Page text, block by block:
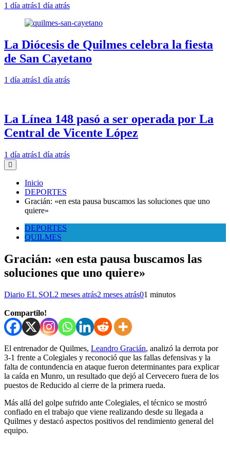
1 día atrás1 día atrás
La Diócesis de Quilmes celebra la fiesta
de San Cayetano
1 día atrás1 día atrás
La Línea 148 pasó a ser operada por La
Central de Vicente López
1 día atrás1 día atrás
Inicio
DEPORTES
Gracián: «en esta pausa buscamos las soluciones que uno
quiere»
DEPORTES
QUILMES
Gracián: «en esta pausa buscamos las
soluciones que uno quiere»
Diario EL SOL2 meses atrás2 meses atrás01 minutos
Compartilo!
El entrenador de Quilmes, Leandro Gracián, analizó la derrota por
3-1 frente a Colegiales y reconoció que las fallas defensivas y la
falta de contundencia en ataque fueron determinantes para explicar
la caída en Munro, un resultado que dejó al Cervecero fuera de los
puestos de Reducido al cierre de la primera rueda.
Más allá del golpe sufrido ante Colegiales, el técnico se mostró
confiado en el trabajo que viene realizando desde su llegada a
Quilmes y destacó aspectos positivos del rendimiento general del
equipo.